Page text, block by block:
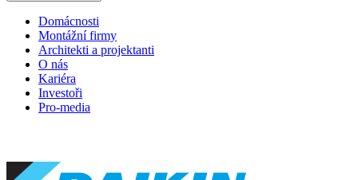
Domácnosti
Montážní firmy
Architekti a projektanti
O nás
Kariéra
Investoři
Pro-media